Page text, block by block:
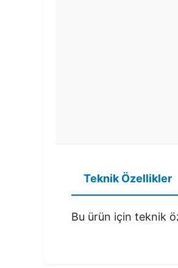
Teknik Özellikler
Bu ürün için teknik